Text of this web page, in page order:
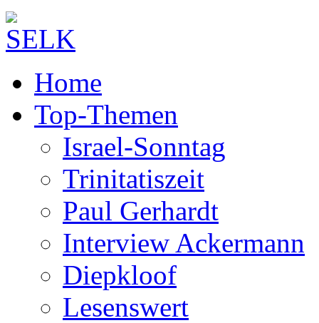
Home
Top-Themen
Israel-Sonntag
Trinitatiszeit
Paul Gerhardt
Interview Ackermann
Diepkloof
Lesenswert